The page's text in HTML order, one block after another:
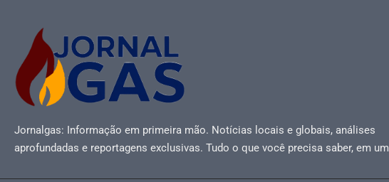
Jornalgas: Informação em primeira mão. Notícias locais e globais, análises
aprofundadas e reportagens exclusivas. Tudo o que você precisa saber, em